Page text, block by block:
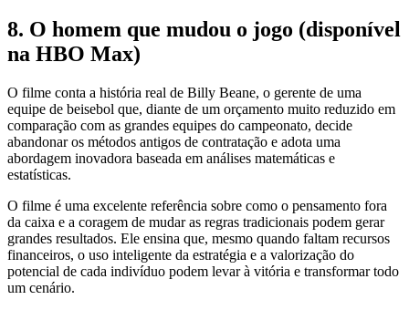
8. O homem que mudou o jogo (disponível
na HBO Max)
O filme conta a história real de Billy Beane, o gerente de uma
equipe de beisebol que, diante de um orçamento muito reduzido em
comparação com as grandes equipes do campeonato, decide
abandonar os métodos antigos de contratação e adota uma
abordagem inovadora baseada em análises matemáticas e
estatísticas.
O filme é uma excelente referência sobre como o pensamento fora
da caixa e a coragem de mudar as regras tradicionais podem gerar
grandes resultados. Ele ensina que, mesmo quando faltam recursos
financeiros, o uso inteligente da estratégia e a valorização do
potencial de cada indivíduo podem levar à vitória e transformar todo
um cenário.